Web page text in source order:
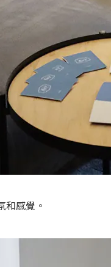
和感覺。